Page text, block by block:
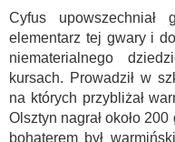
Cyfus upowszechniał
elementarz tej gwary i
niematerialnego
kursach. Prowadził w
na których przybliżał
Olsztyn nagrał około
bohaterem był